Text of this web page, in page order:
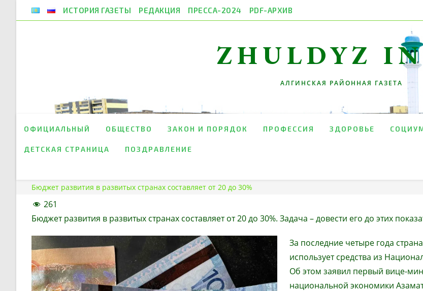
ИСТОРИЯ ГАЗЕТЫ РЕДАКЦИЯ ПРЕССА-2024 PDF-АРХИВ
ZHULDYZ
АЛГИНСКАЯ РАЙОННАЯ ГАЗЕТА
ОФИЦИАЛЬНЫЙ ОБЩЕСТВО ЗАКОН И ПОРЯДОК ПРОФЕССИЯ ЗДОРОВЬЕ
ДЕТСКАЯ СТРАНИЦА ПОЗДРАВЛЕНИЕ
Бюджет развития в развитых странах составляет от 20 до 30%
261
Бюджет развития в развитых странах составляет от 20 до 30%. Задача – довести его до этих
За последние четыре года
использует средства из
Об этом заявил первый вице-
национальной экономики